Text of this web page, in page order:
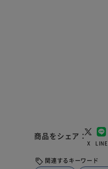
商品をシェア
X LINE
関連するキーワード